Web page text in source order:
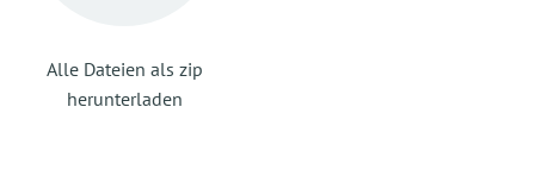
Alle Dateien als zip
herunterladen